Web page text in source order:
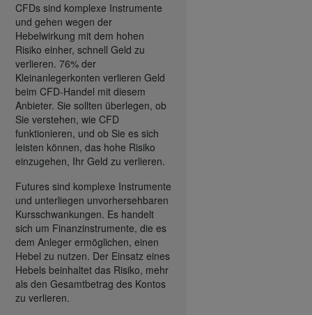
CFDs sind komplexe Instrumente
und gehen wegen der
Hebelwirkung mit dem hohen
Risiko einher, schnell Geld zu
verlieren. 76% der
Kleinanlegerkonten verlieren Geld
beim CFD-Handel mit diesem
Anbieter. Sie sollten überlegen, ob
Sie verstehen, wie CFD
funktionieren, und ob Sie es sich
leisten können, das hohe Risiko
einzugehen, Ihr Geld zu verlieren.
Futures sind komplexe Instrumente
und unterliegen unvorhersehbaren
Kursschwankungen. Es handelt
sich um Finanzinstrumente, die es
dem Anleger ermöglichen, einen
Hebel zu nutzen. Der Einsatz eines
Hebels beinhaltet das Risiko, mehr
als den Gesamtbetrag des Kontos
zu verlieren.